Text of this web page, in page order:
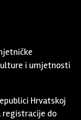
i umjetnosti
Hrvatskoj
registracije do